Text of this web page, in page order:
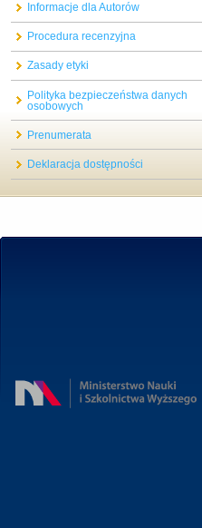
Informacje dla Autorów
Procedura recenzyjna
Zasady etyki
Polityka bezpieczeństwa danych
osobowych
Prenumerata
Deklaracja dostępności